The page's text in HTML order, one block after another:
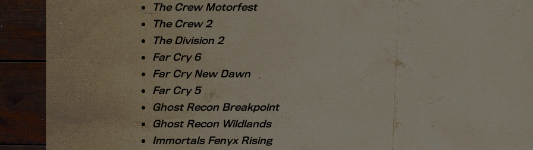
The Crew Motorfest
The Crew 2
The Division 2
Far Cry 6
Far Cry New Dawn
Far Cry 5
Ghost Recon Breakpoint
Ghost Recon Wildlands
Immortals Fenyx Rising